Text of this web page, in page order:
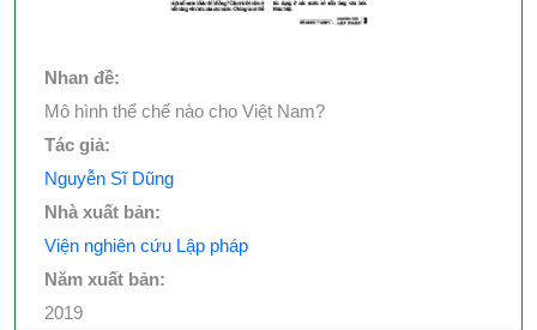
Nhan đề:
Mô hình thể chế nào cho Việt Nam?
Tác giả:
Nguyễn Sĩ Dũng
Nhà xuất bản:
Viện nghiên cứu Lập pháp
Năm xuất bản:
2019